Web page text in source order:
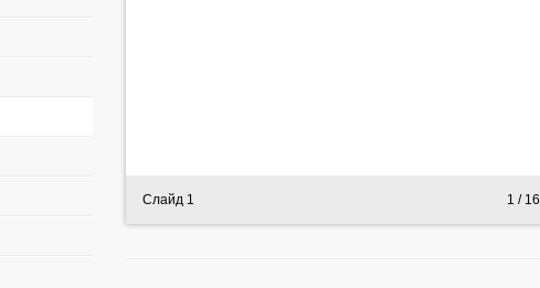
Слайд 1 1 / 16